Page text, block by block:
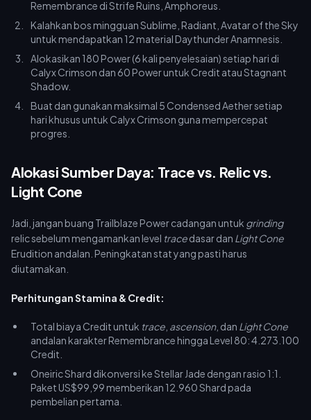
Remembrance di Strife Ruins, Amphoreus.
Kalahkan bos mingguan Sublime, Radiant, Avatar of the Sky
untuk mendapatkan 12 material Daythunder Anamnesis.
Alokasikan 180 Power (6 kali penyelesaian) setiap hari di
Calyx Crimson dan 60 Power untuk Credit atau Stagnant
Shadow.
Buat dan gunakan maksimal 5 Condensed Aether setiap
hari khusus untuk Calyx Crimson guna mempercepat
progres.
Alokasi Sumber Daya: Trace vs. Relic vs.
Light Cone
Jadi, jangan buang Trailblaze Power cadangan untuk grinding
relic sebelum mengamankan level tracedasar dan Light Cone
Erudition andalan. Peningkatan stat yang pasti harus
diutamakan.
Perhitungan Stamina & Credit:
Total biaya Credit untuk trace ascension, dan Light Cone
andalan karakter Remembrance hingga Level 80: 4.273.100
Credit.
Oneiric Shard dikonversi ke Stellar Jade dengan rasio 1:1.
Paket US$99,99 memberikan 12.960 Shard pada
pembelian pertama.